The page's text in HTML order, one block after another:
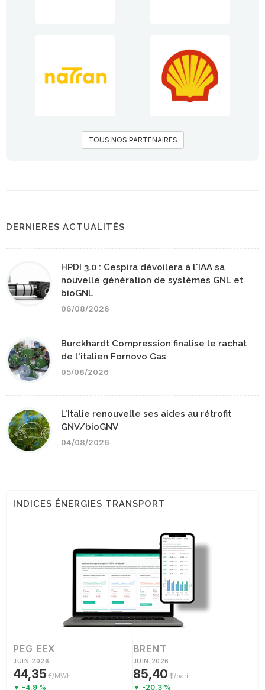
TOUS NOS PARTENAIRES
DERNIERES ACTUALITÉS
HPDI 3.0 : Cespira dévoilera à l'IAA sa
nouvelle génération de systèmes GNL et
bioGNL
06/08/2026
Burckhardt Compression finalise le rachat
de l'italien Fornovo Gas
05/08/2026
L'Italie renouvelle ses aides au rétrofit
GNV/bioGNV
04/08/2026
INDICES ÉNERGIES TRANSPORT
PEG EEX
JUIN 2026
44,35 €/MWh
▼ -4.9 %
BRENT
JUIN 2026
85,40 $/baril
▼ -20.3 %